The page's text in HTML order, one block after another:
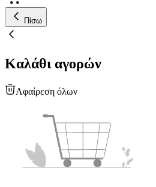
Πίσω
Καλάθι αγορών
Αφαίρεση όλων